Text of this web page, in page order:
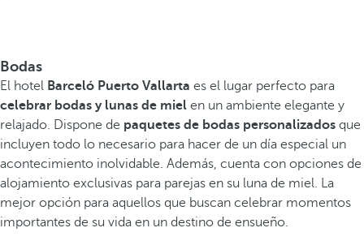
Bodas
El hotel Barceló Puerto Vallarta es el lugar perfecto para
celebrar bodas y lunas de miel en un ambiente elegante y
relajado. Dispone de paquetes de bodas personalizados que
incluyen todo lo necesario para hacer de un día especial un
acontecimiento inolvidable. Además, cuenta con opciones de
alojamiento exclusivas para parejas en su luna de miel. La
mejor opción para aquellos que buscan celebrar momentos
importantes de su vida en un destino de ensueño.